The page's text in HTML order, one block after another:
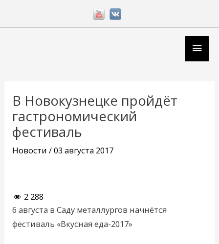
В Новокузнецке пройдёт
гастрономический
фестиваль
Новости /03 августа 2017
2 288
6 августа в Саду металлургов начнётся
фестиваль «Вкусная еда-2017»
записям